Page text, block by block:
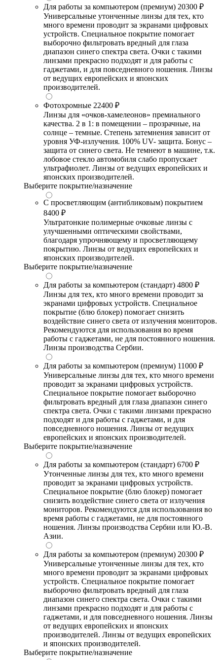
Для работы за компьютером (премиум) 20300 ₽
Универсальные утонченные линзы для тех, кто
много времени проводит за экранами цифровых
устройств. Специальное покрытие помогает
выборочно фильтровать вредный для глаза
диапазон синего спектра света. Очки с такими
линзами прекрасно подходят и для работы с
гаджетами, и для повседневного ношения. Линзы
от ведущих европейских и японских
производителей.
Фотохромные 22400 ₽
Линзы для «очков-хамелеонов» премиального
качества. 2 в 1: в помещении – прозрачные, на
солнце – темные. Степень затемнения зависит от
уровня УФ-излучения. 100% UV- защита. Бонус –
защита от синего света. Не темнеют в машине, т.к.
лобовое стекло автомобиля слабо пропускает
ультрафиолет. Линзы от ведущих европейских и
японских производителей.
Выберите покрытие/назначение
С просветляющим (антибликовым) покрытием
8400 ₽
Ультратонкие полимерные очковые линзы с
улучшенными оптическими свойствами,
благодаря упрочняющему и просветляющему
покрытию. Линзы от ведущих европейских и
японских производителей.
Выберите покрытие/назначение
Для работы за компьютером (стандарт) 4800 ₽
Линзы для тех, кто много времени проводит за
экранами цифровых устройств. Специальное
покрытие (блю блокер) помогает снизить
воздействие синего света от излучения мониторов.
Рекомендуются для использования во время
работы с гаджетами, не для постоянного ношения.
Линзы производства Сербии.
Для работы за компьютером (премиум) 11000 ₽
Универсальные линзы для тех, кто много времени
проводит за экранами цифровых устройств.
Специальное покрытие помогает выборочно
фильтровать вредный для глаза диапазон синего
спектра света. Очки с такими линзами прекрасно
подходят и для работы с гаджетами, и для
повседневного ношения. Линзы от ведущих
европейских и японских производителей.
Выберите покрытие/назначение
Для работы за компьютером (стандарт) 6700 ₽
Утонченные линзы для тех, кто много времени
проводит за экранами цифровых устройств.
Специальное покрытие (блю блокер) помогает
снизить воздействие синего света от излучения
мониторов. Рекомендуются для использования во
время работы с гаджетами, не для постоянного
ношения. Линзы производства Сербии или Ю.-В.
Азии.
Для работы за компьютером (премиум) 20300 ₽
Универсальные утонченные линзы для тех, кто
много времени проводит за экранами цифровых
устройств. Специальное покрытие помогает
выборочно фильтровать вредный для глаза
диапазон синего спектра света. Очки с такими
линзами прекрасно подходят и для работы с
гаджетами, и для повседневного ношения. Линзы
от ведущих европейских и японских
производителей. Линзы от ведущих европейских
и японских производителей.
Выберите покрытие/назначение